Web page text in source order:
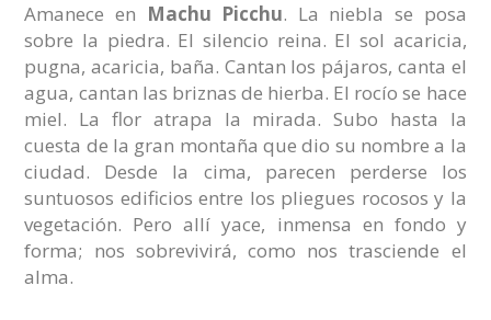
Amanece en Machu Picchu. La niebla se posa
sobre la piedra. El silencio reina. El sol acaricia,
pugna, acaricia, baña. Cantan los pájaros, canta el
agua, cantan las briznas de hierba. El rocío se hace
miel. La flor atrapa la mirada. Subo hasta la
cuesta de la gran montaña que dio su nombre a la
ciudad. Desde la cima, parecen perderse los
suntuosos edificios entre los pliegues rocosos y la
vegetación. Pero allí yace, inmensa en fondo y
forma; nos sobrevivirá, como nos trasciende el
alma.